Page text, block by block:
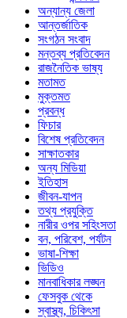
অন্যান্য জেলা
আন্তর্জাতিক
সংগঠন সংবাদ
মন্তব্য প্রতিবেদন
রাজনৈতিক ভাষ্য
মতামত
মুক্তমত
প্রবন্ধ
ফিচার
বিশেষ প্রতিবেদন
সাক্ষাতকার
অন্য মিডিয়া
ইতিহাস
জীবন-যাপন
তথ্য প্রযুক্তি
নারীর ওপর সহিংসতা
বন, পরিবেশ, পর্যটন
ভাষা-শিক্ষা
ভিডিও
মানবাধিকার লঙ্ঘন
ফেসবুক থেকে
স্বাস্থ্য, চিকিৎসা